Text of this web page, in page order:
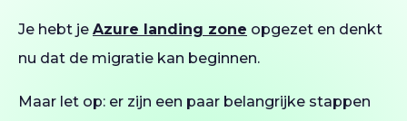
Je hebt je Azure landing zone opgezet en denkt
nu dat de migratie kan beginnen.
Maar let op: er zijn een paar belangrijke stappen